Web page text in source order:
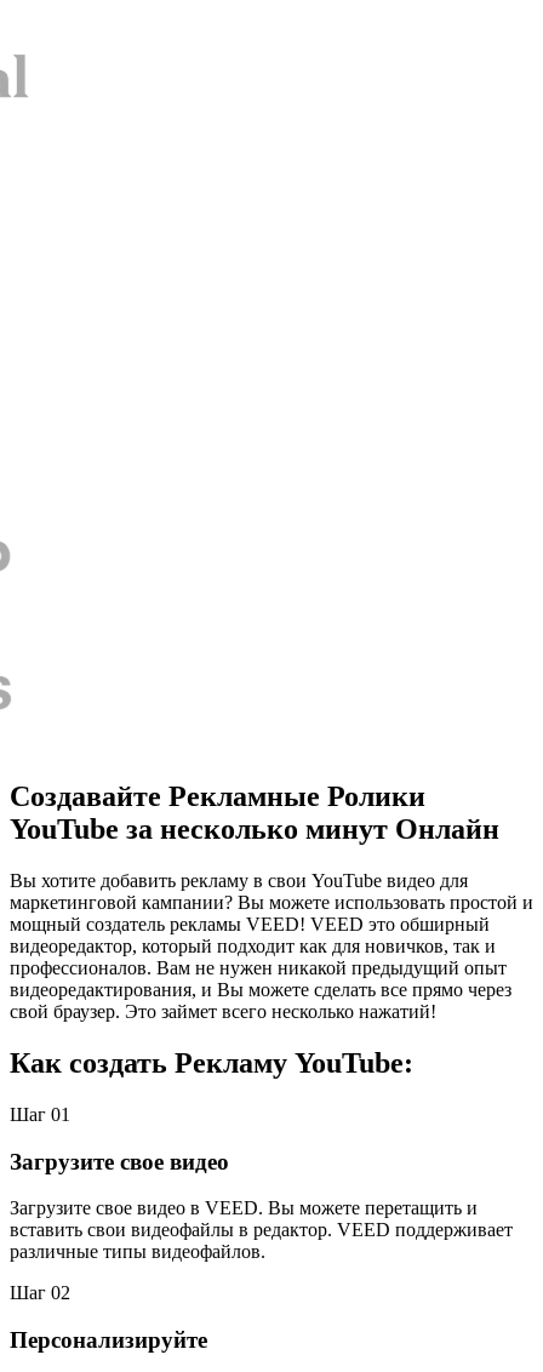
Создавайте Рекламные Ролики
YouTube за несколько минут Онлайн
Вы хотите добавить рекламу в свои YouTube видео для
маркетинговой кампании? Вы можете использовать простой и
мощный создатель рекламы VEED! VEED это обширный
видеоредактор, который подходит как для новичков, так и
профессионалов. Вам не нужен никакой предыдущий опыт
видеоредактирования, и Вы можете сделать все прямо через
свой браузер. Это займет всего несколько нажатий!
Как создать Рекламу YouTube:
Шаг 01
Загрузите свое видео
Загрузите свое видео в VEED. Вы можете перетащить и
вставить свои видеофайлы в редактор. VEED поддерживает
различные типы видеофайлов.
Шаг 02
Персонализируйте